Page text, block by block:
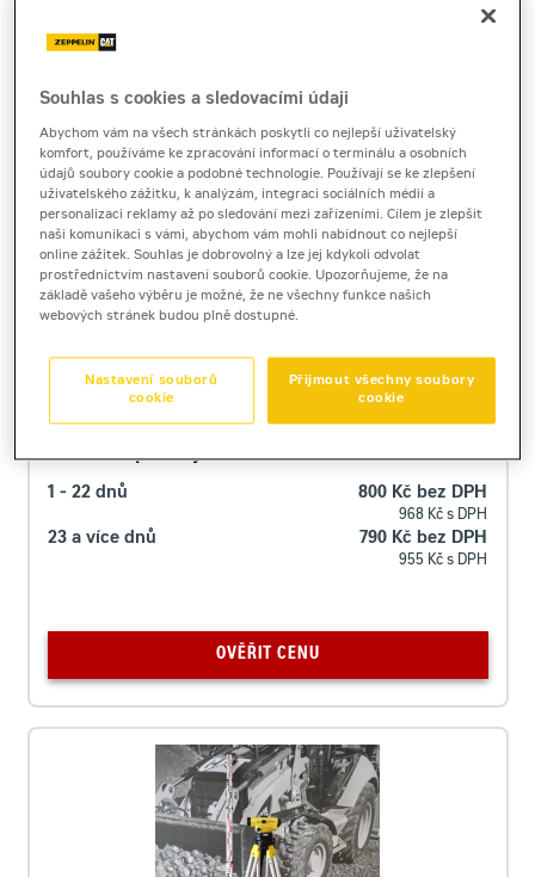
NIVEL SYSTEM NL310 G
sklonový rotační laser
Hmotnost
Stupeň krytí (IP)
64
Barva paprsku
zelená
Cena za pronájem
1 - 22 dnů 800 Kč bez DPH
968 Kč s DPH
23 a více dnů 790 Kč bez DPH
955 Kč s DPH
OVĚŘIT CENU
Souhlas s cookies a sledovacími údaji
Abychom vám na všech stránkách poskytli co nejlepší uživatelský
komfort, používáme ke zpracování informací o terminálu a osobních
údajů soubory cookie a podobné technologie. Používají se ke zlepšení
uživatelského zážitku, k analýzám, integraci sociálních médií a
personalizaci reklamy až po sledování mezi zařízeními. Cílem je zlepšit
naši komunikaci s vámi, abychom vám mohli nabídnout co nejlepší
online zážitek. Souhlas je dobrovolný a lze jej kdykoli odvolat
prostřednictvím nastavení souborů cookie. Upozorňujeme, že na
základě vašeho výběru je možné, že ne všechny funkce našich
webových stránek budou plně dostupné.
Přijmout všechny soubory
cookie
Nastavení souborů
cookie